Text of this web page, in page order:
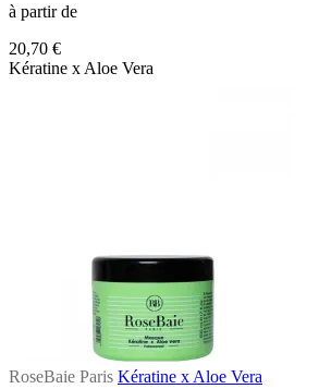
à partir de
20,70 €
Kératine x Aloe Vera
RoseBaie Paris Kératine x Aloe Vera